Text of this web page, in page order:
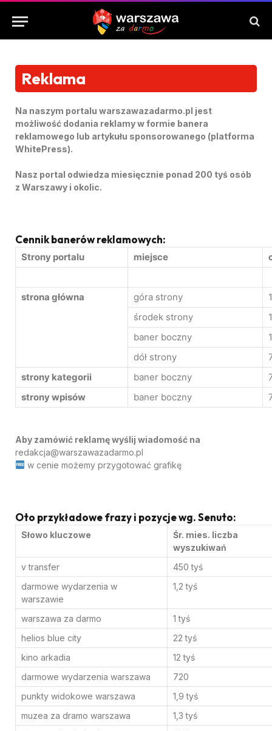
Reklama
Na naszym portalu warszawazadarmo.pl jest
możliwość dodania reklamy w formie banera
reklamowego lub artykułu sponsorowanego (platforma
WhitePress).
Nasz portal odwiedza miesięcznie ponad 200 tyś osób
z Warszawy i okolic.
Cennik banerów reklamowych:
Strony portalu miejsce
strona główna góra strony
środek strony
baner boczny
dół strony
strony kategorii
baner boczny
strony wpisów
baner boczny
Aby zamówić reklamę wyślij wiadomość na
redakcja@warszawazadarmo.pl
w cenie możemy przygotować grafikę
Oto przykładowe frazy i pozycje wg. Senuto:
Słowo kluczowe
Śr. mies. liczba
wyszukiwań
v transfer
450 tyś
darmowe wydarzenia w
warszawie
1,2 tyś
warszawa za darmo
1 tyś
helios blue city
22 tyś
kino arkadia
12 tyś
darmowe wydarzenia warszawa
720
punkty widokowe warszawa
1,9 tyś
muzea za dramo warszawa
1,3 tyś